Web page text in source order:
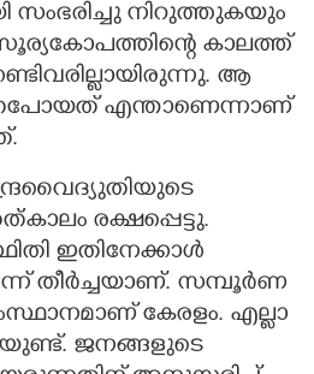
സംഭരിച്ചു നിറുത്തുകയും
സൂര്യകോപത്തിന്റെ കാലത്ത്
ആ
എന്താണെന്നാണ്
രക്ഷപ്പെട്ടു.
ഇതിനേക്കാൾ
തീർച്ചയാണ്. സമ്പൂർണ
കേരളം. എല്ലാ
ജനങ്ങളുടെ